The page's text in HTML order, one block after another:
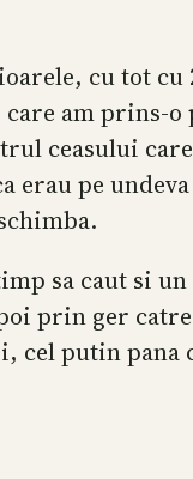
cu tot
am prins-o
ceasului
pe
sa caut si
prin ger
cel putin pana